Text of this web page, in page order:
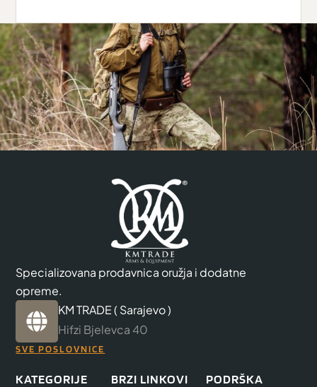
Specializovana prodavnica oružja i dodatne
opreme.
KM TRADE ( Sarajevo )
Hifzi Bjelevca 40
SVE POSLOVNICE
KATEGORIJE
BRZI LINKOVI
PODRŠKA